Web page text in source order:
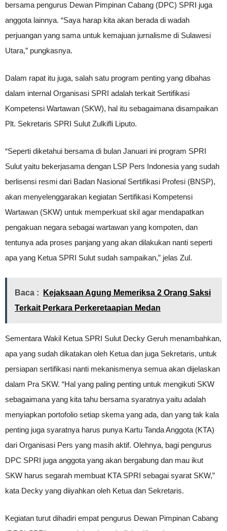
bersama pengurus Dewan Pimpinan Cabang (DPC) SPRI juga
anggota lainnya. “Saya harap kita akan berada di wadah
perjuangan yang sama untuk kemajuan jurnalisme di Sulawesi
Utara,” pungkasnya.
Dalam rapat itu juga, salah satu program penting yang dibahas
dalam internal Organisasi SPRI adalah terkait Sertifikasi
Kompetensi Wartawan (SKW), hal itu sebagaimana disampaikan
Plt. Sekretaris SPRI Sulut Zulkifli Liputo.
“Seperti diketahui bersama di bulan Januari ini program SPRI
Sulut yaitu bekerjasama dengan LSP Pers Indonesia yang sudah
berlisensi resmi dari Badan Nasional Sertifikasi Profesi (BNSP),
akan menyelenggarakan kegiatan Sertifikasi Kompetensi
Wartawan (SKW) untuk memperkuat skil agar mendapatkan
pengakuan negara sebagai wartawan yang kompoten, dan
tentunya ada proses panjang yang akan dilakukan nanti seperti
apa yang Ketua SPRI Sulut sudah sampaikan,” jelas Zul.
Baca :
Kejaksaan Agung Memeriksa 2 Orang Saksi
Terkait Perkara Perkeretaapian Medan
Sementara Wakil Ketua SPRI Sulut Decky Geruh menambahkan,
apa yang sudah dikatakan oleh Ketua dan juga Sekretaris, untuk
persiapan sertifikasi nanti mekanismenya semua akan dijelaskan
dalam Pra SKW. “Hal yang paling penting untuk mengikuti SKW
sebagaimana yang kita tahu bersama syaratnya yaitu adalah
menyiapkan portofolio setiap skema yang ada, dan yang tak kala
penting juga syaratnya harus punya Kartu Tanda Anggota (KTA)
dari Organisasi Pers yang masih aktif. Olehnya, bagi pengurus
DPC SPRI juga anggota yang akan bergabung dan mau ikut
SKW harus segarah membuat KTA SPRI sebagai syarat SKW,”
kata Decky yang diiyahkan oleh Ketua dan Sekretaris.
Kegiatan turut dihadiri empat pengurus Dewan Pimpinan Cabang